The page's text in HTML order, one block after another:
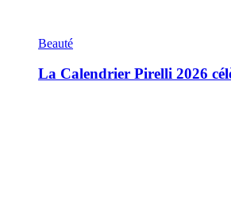
Beauté
La Calendrier Pirelli 2026